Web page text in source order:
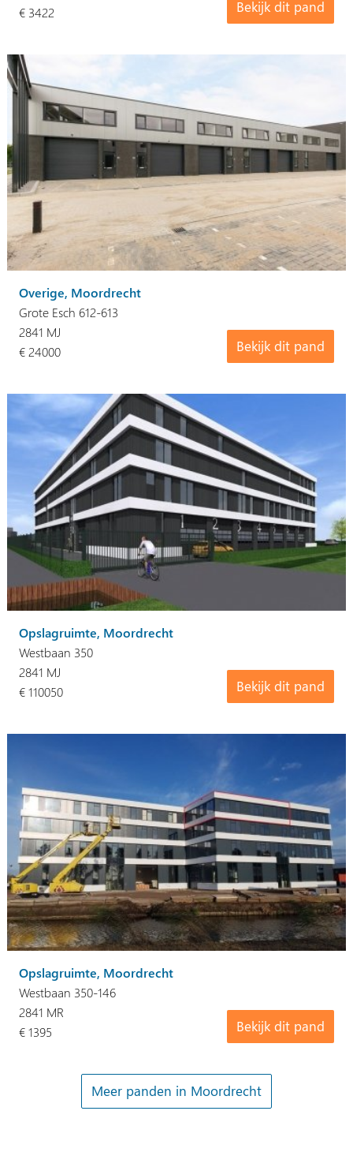
Bekijk dit pand
€ 3422
Overige, Moordrecht
Grote Esch 612-613
Bekijk dit pand
2841 MJ
€ 24000
Opslagruimte, Moordrecht
Westbaan 350
Bekijk dit pand
2841 MJ
€ 110050
Opslagruimte, Moordrecht
Westbaan 350-146
Bekijk dit pand
2841 MR
€ 1395
Meer panden in Moordrecht